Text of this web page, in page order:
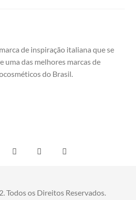
de inspiração italiana que se
uma das melhores marcas de
do Brasil.
Todos os Direitos Reservados.